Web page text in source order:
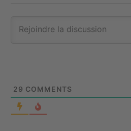
29 COMMENTS